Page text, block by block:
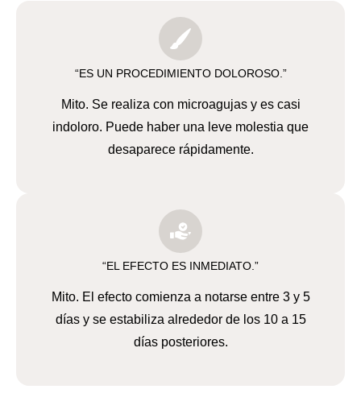
“ES UN PROCEDIMIENTO DOLOROSO.”
Mito. Se realiza con microagujas y es casi
indoloro. Puede haber una leve molestia que
desaparece rápidamente.
“EL EFECTO ES INMEDIATO.”
Mito. El efecto comienza a notarse entre 3 y 5
días y se estabiliza alrededor de los 10 a 15
días posteriores.